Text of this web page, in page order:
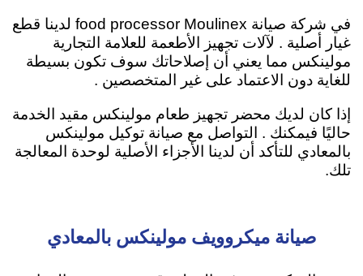
في شركة صيانة food processor Moulinex لدينا قطع
غيار أصلية . لآلات تجهيز الأطعمة للعلامة التجارية
مولينكس مما يعني أن إصلاحاتك سوف تكون بسيطة
للغاية دون الاعتماد على غير المتخصصين .
إذا كان لديك محضر تجهيز طعام مولينكس مقيد الخدمة
حاليًا فيمكنك . التواصل مع صيانة توكيل مولينكس
بالمعادي للتأكد أن لدينا الأجزاء الأصلية لوحدة المعالجة
تلك.
صيانة ميكروويف مولينكس بالمعادي